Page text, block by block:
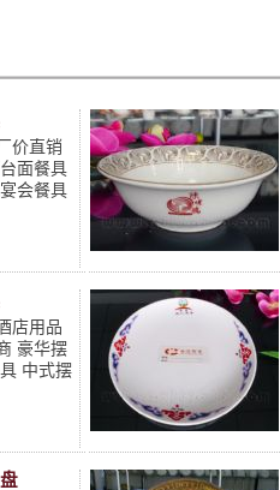
价直销
面餐具
会餐具
店用品
豪华摆
中式摆